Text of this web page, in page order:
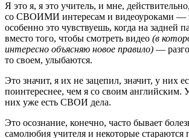
Я это я, я это учитель, и мне,
со СВОИМИ интересам и видеоуроками —
особенно это чувствуешь, когда на задней
вместо того, чтобы смотреть видео (в
интересно объясняю новое правило) —
то своем, улыбаются.
Это значит, я их не зацепил, значит, у них
поинтереснее, чем я со своим
них уже есть СВОИ дела.
Это осознание, конечно, часто бывает
самолюбия учителя и некоторые стараются